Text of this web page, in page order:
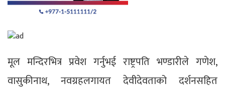
मूल मन्दिरभित्र प्रवेश गर्नुभई राष्ट्रपति भण्डारीले गणेश,
वासुकीनाथ, नवग्रहलगायत देवीदेवताको दर्शनसहित